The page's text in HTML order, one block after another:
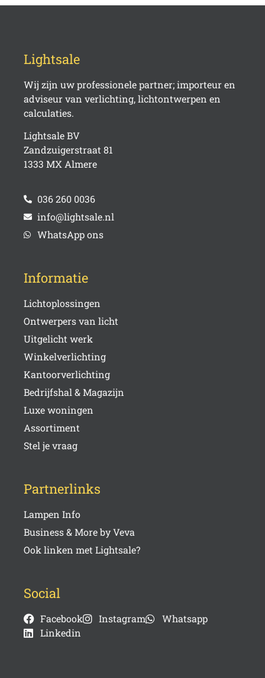
Lightsale
Wij zijn uw professionele partner; importeur en
adviseur van verlichting, lichtontwerpen en
calculaties.
Lightsale BV
Zandzuigerstraat 81
1333 MX Almere
036 260 0036
info@lightsale.nl
WhatsApp ons
Informatie
Lichtoplossingen
Ontwerpers van licht
Uitgelicht werk
Winkelverlichting
Kantoorverlichting
Bedrijfshal & Magazijn
Luxe woningen
Assortiment
Stel je vraag
Partnerlinks
Lampen Info
Business & More by Veva
Ook linken met Lightsale?
Social
Facebook Instagram
Whatsapp
Linkedin